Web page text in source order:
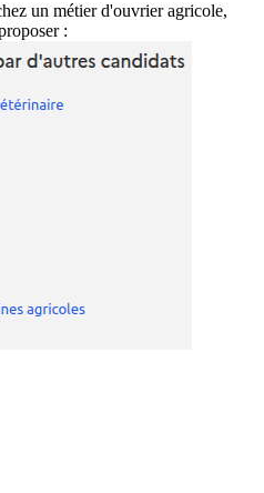
un métier d'ouvrier agricole,
: